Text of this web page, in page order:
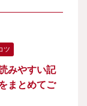
ツ
みやすい記
まとめてご